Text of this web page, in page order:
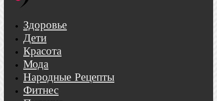
Здоровье
Дети
Красота
Мода
Народные Рецепты
Фитнес